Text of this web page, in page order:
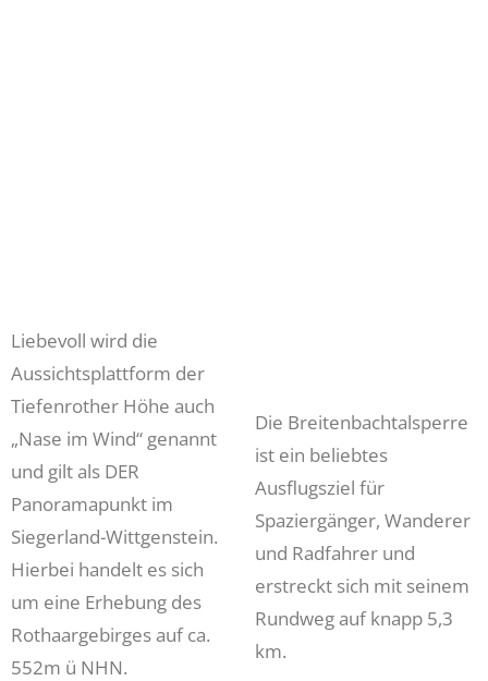
Liebevoll wird die
Aussichtsplattform der
Tiefenrother Höhe auch
„Nase im Wind“ genannt
und gilt als DER
Panoramapunkt im
Siegerland-Wittgenstein.
Hierbei handelt es sich
um eine Erhebung des
Rothaargebirges auf ca.
552m ü NHN.
Die Breitenbachtalsperre
ist ein beliebtes
Ausflugsziel für
Spaziergänger, Wanderer
und Radfahrer und
erstreckt sich mit seinem
Rundweg auf knapp 5,3
km.